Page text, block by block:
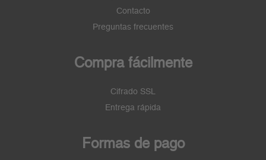
Contacto
Preguntas frecuentes
Compra fácilmente
Cifrado SSL
Entrega rápida
Formas de pago